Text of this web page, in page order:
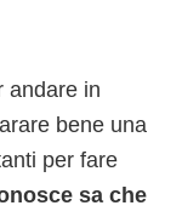
andare in
bene una
per fare
sa che